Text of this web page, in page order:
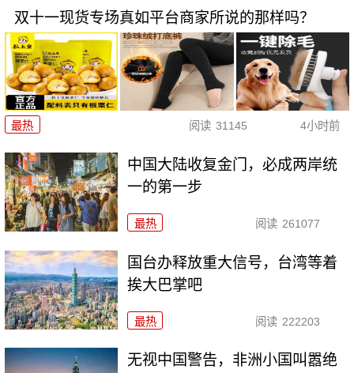
双十一现货专场真如平台商家所说的那样吗？
最热 阅读 31145 4小时前
中国大陆收复金门，必成两岸统
一的第一步
最热 阅读 261077
国台办释放重大信号，台湾等着
挨大巴掌吧
最热 阅读 222203
无视中国警告，非洲小国叫嚣绝